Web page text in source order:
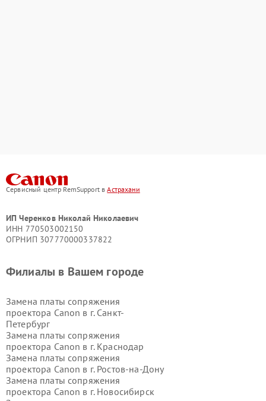
Сервисный центр RemSupport вАстрахани
ИП Черенков Николай Николаевич
ИНН 770503002150
ОГРНИП 307770000337822
Филиалы в Вашем городе
Замена платы сопряжения
проектора Canon в г. Санкт-
Петербург
Замена платы сопряжения
проектора Canon в г. Краснодар
Замена платы сопряжения
проектора Canon в г. Ростов-на-Дону
Замена платы сопряжения
проектора Canon в г. Новосибирск